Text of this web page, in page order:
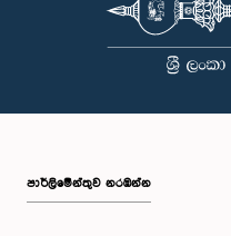
පාර්ලි‌මේන්තුව නරඹන්න